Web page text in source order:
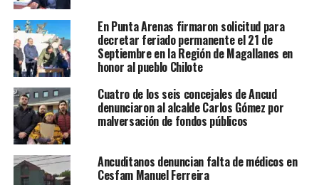
En Punta Arenas firmaron solicitud para
decretar feriado permanente el 21 de
Septiembre en la Región de Magallanes en
honor al pueblo Chilote
Cuatro de los seis concejales de Ancud
denunciaron al alcalde Carlos Gómez por
malversación de fondos públicos
Ancuditanos denuncian falta de médicos en
Cesfam Manuel Ferreira